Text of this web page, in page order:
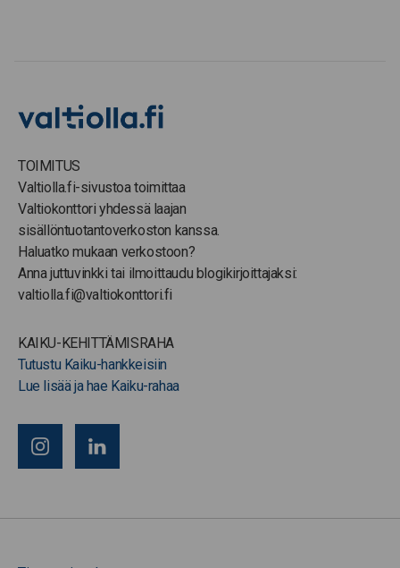
TOIMITUS
Valtiolla.fi-sivustoa toimittaa
Valtiokonttori yhdessä laajan
sisällöntuotantoverkoston kanssa.
Haluatko mukaan verkostoon?
Anna juttuvinkki tai ilmoittaudu blogikirjoittajaksi:
valtiolla.fi@valtiokonttori.fi
KAIKU-KEHITTÄMISRAHA
Tutustu Kaiku-hankkeisiin
Lue lisää ja hae Kaiku-rahaa